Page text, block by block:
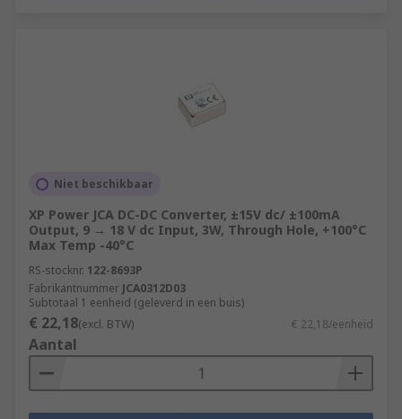
Niet beschikbaar
XP Power JCA DC-DC Converter, ±15V dc/ ±100mA
Output, 9 → 18 V dc Input, 3W, Through Hole, +100°C
Max Temp -40°C
RS-stocknr. 122-8693P
Fabrikantnummer JCA0312D03
Subtotaal 1 eenheid (geleverd in een buis)
€ 22,18(excl. BTW) € 22,18/eenheid
Aantal